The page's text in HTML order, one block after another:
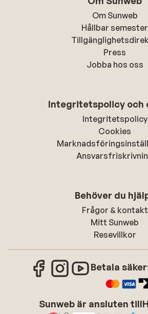
Om Sunweb
Hållbar semester
Press
Jobba hos oss
Integritetspolicy och
Integritetspolicy
Cookies
Behöver du
Frågor & kontakt
Mitt Sunweb
Resevillkor
Betala
Sunweb är ansluten till